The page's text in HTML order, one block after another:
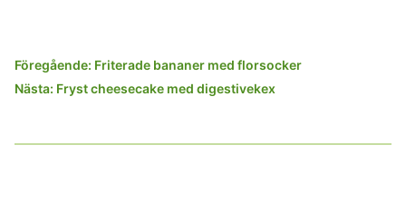
Inläggsnavigering
Föregående: Friterade bananer med florsocker
Nästa: Fryst cheesecake med digestivekex